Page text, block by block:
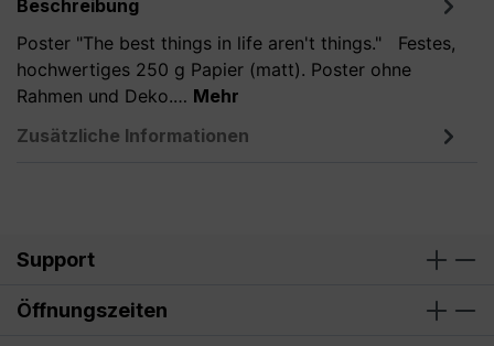
Beschreibung
Poster "The best things in life aren't things." Festes,
hochwertiges 250 g Papier (matt). Poster ohne
Rahmen und Deko.… Mehr
Zusätzliche Informationen
Support
Öffnungszeiten